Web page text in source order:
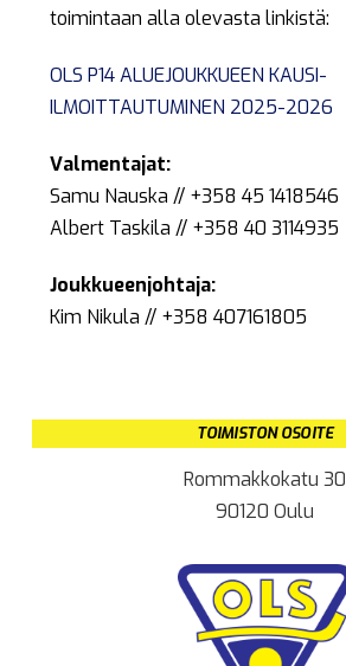
toimintaan alla olevasta linkistä:
OLS P14 ALUEJOUKKUEEN KAUSI-
ILMOITTAUTUMINEN 2025-2026
Valmentajat:
Samu Nauska // +358 45 1418546
Albert Taskila // +358 40 3114935
Joukkueenjohtaja:
Kim Nikula // +358 407161805
TOIMISTON OSOITE
Rommakkokatu 30
90120 Oulu